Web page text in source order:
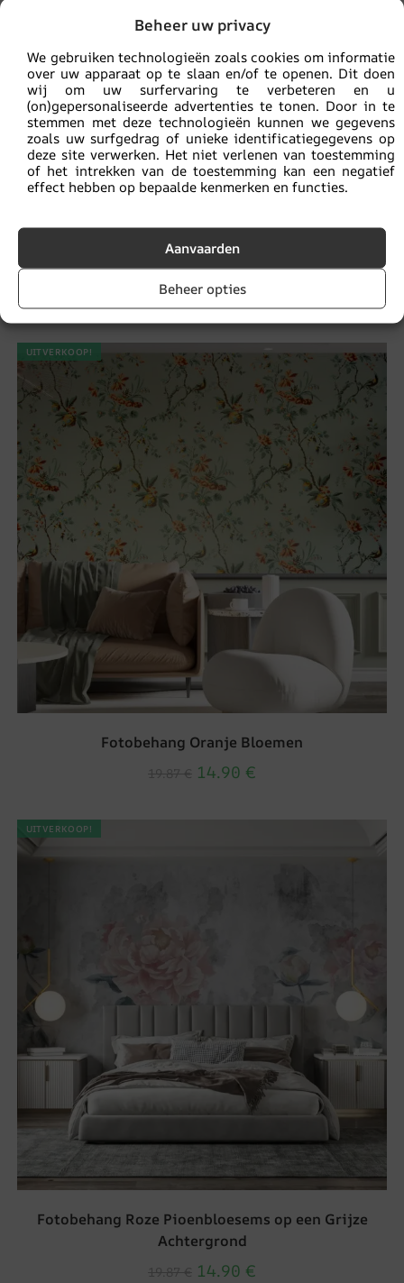
Beheer uw privacy
We gebruiken technologieën zoals cookies om informatie
over uw apparaat op te slaan en/of te openen. Dit doen
wij om uw surfervaring te verbeteren en u
(on)gepersonaliseerde advertenties te tonen. Door in te
stemmen met deze technologieën kunnen we gegevens
zoals uw surfgedrag of unieke identificatiegegevens op
deze site verwerken. Het niet verlenen van toestemming
of het intrekken van de toestemming kan een negatief
effect hebben op bepaalde kenmerken en functies.
Aanvaarden
Beheer opties
Fotobehang van vliegende vogels
19.87€ 14.90€
UITVERKOOP!
Fotobehang Oranje Bloemen
14.90 €
UITVERKOOP!
Fotobehang Roze Pioenbloesems op een Grijze
Achtergrond
14.90 €